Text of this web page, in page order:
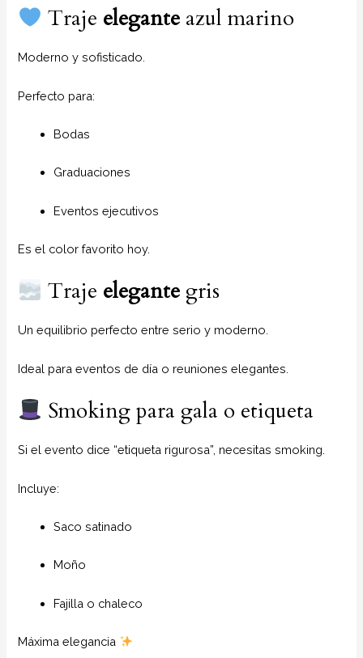
Traje elegante azul marino
Moderno y sofisticado.
Perfecto para:
Bodas
Graduaciones
Eventos ejecutivos
Es el color favorito hoy.
Traje elegante gris
Un equilibrio perfecto entre serio y moderno.
Ideal para eventos de día o reuniones elegantes.
Smoking para gala o etiqueta
Si el evento dice “etiqueta rigurosa”, necesitas smoking.
Incluye:
Saco satinado
Moño
Fajilla o chaleco
Máxima elegancia